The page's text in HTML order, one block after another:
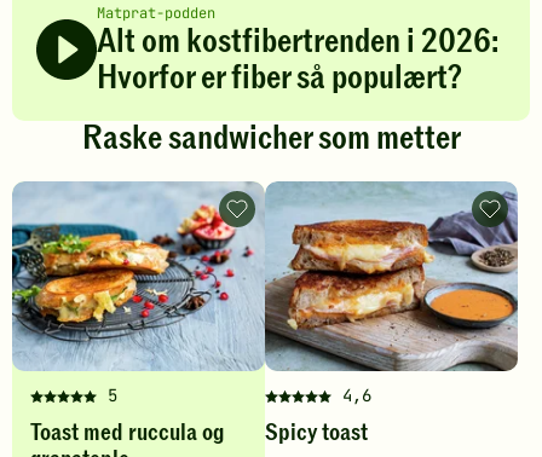
Matprat-podden
Alt om kostfibertrenden i 2026:
Hvorfor er fiber så populært?
Raske sandwicher som metter
5
Denne
oppskriften
Toast med ruccula og
Toast
med
ruccula
og
granateple
-
legg
til
favoritter
4,6
Denne
oppskriften
Spicy toast
Spicy
toast
-
legg
til